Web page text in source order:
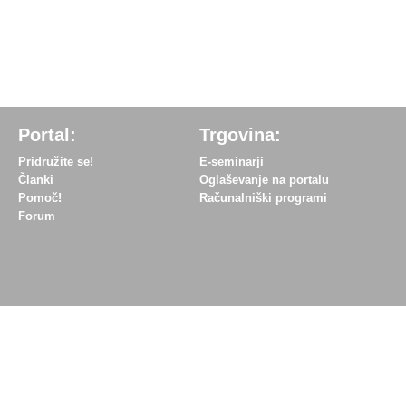
Portal:
Pridružite se!
Članki
Pomoč!
Forum
Trgovina:
E-seminarji
Oglaševanje na portalu
Računalniški programi